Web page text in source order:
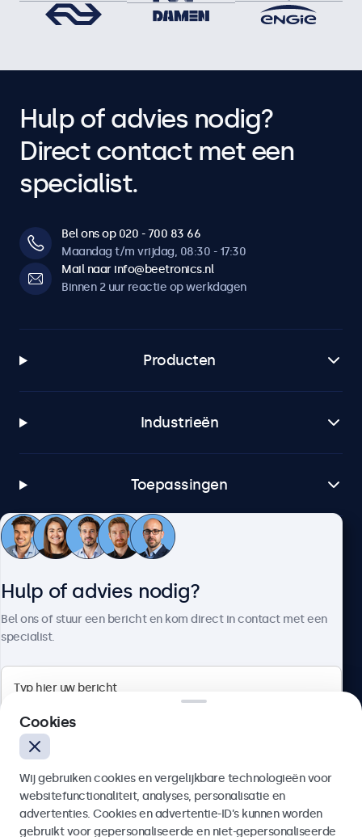
Hulp of advies nodig?
Direct contact met een
specialist.
Bel ons op 020 - 700 83 66
Maandag t/m vrijdag, 08:30 - 17:30
Mail naar info@beetronics.nl
Binnen 2 uur reactie op werkdagen
Producten
Industrieën
Toepassingen
Klantenservice
4.8/5 door 5000+ bedrijven
Nederlands
Hulp of advies nodig?
Bel ons of stuur een bericht en kom direct in contact met een
specialist.
Cookies
Wij gebruiken cookies en vergelijkbare technologieën voor
websitefunctionaliteit, analyses, personalisatie en
advertenties. Cookies en advertentie-ID’s kunnen worden
gebruikt voor gepersonaliseerde en niet-gepersonaliseerde